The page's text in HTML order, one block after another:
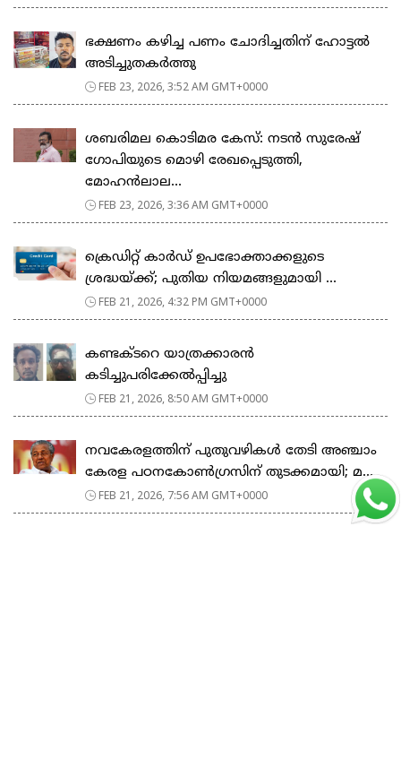
ഭക്ഷണം കഴിച്ച പണം ചോദിച്ചതിന് ഹോട്ടൽ
അടിച്ചുതകർത്തു
FEB 23, 2026, 3:52 AM GMT+0000
ശബരിമല കൊടിമര കേസ്: നടൻ സുരേഷ്
ഗോപിയുടെ മൊഴി രേഖപ്പെടുത്തി,
മോഹൻലാല...
FEB 23, 2026, 3:36 AM GMT+0000
ക്രെഡിറ്റ് കാർഡ് ഉപഭോക്താക്കളുടെ
ശ്രദ്ധയ്ക്ക്; പുതിയ നിയമങ്ങളുമായി ...
FEB 21, 2026, 4:32 PM GMT+0000
കണ്ടക്ടറെ യാത്രക്കാരൻ
കടിച്ചുപരിക്കേൽപ്പിച്ചു
FEB 21, 2026, 8:50 AM GMT+0000
നവകേരളത്തിന് പുതുവഴികൾ തേടി അഞ്ചാം
കേരള പഠനകോൺഗ്രസിന് തുടക്കമായി; മ...
FEB 21, 2026, 7:56 AM GMT+0000